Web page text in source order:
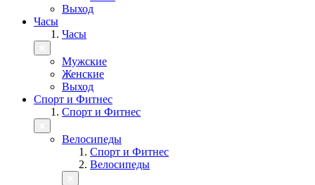
Выход
Часы
Часы
Мужские
Женские
Выход
Спорт и Фитнес
Спорт и Фитнес
Велосипеды
Спорт и Фитнес
Велосипеды